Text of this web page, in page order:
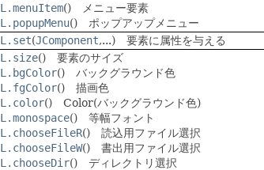
L.menuItem() メニュー要素
L.popupMenu() ポップアップメニュー
L.set(JComponent,...) 要素に属性を与える
L.size() 要素のサイズ
L.bgColor() バックグラウンド色
L.fgColor() 描画色
L.color() Color(バックグラウンド色)
L.monospace() 等幅フォント
L.chooseFileR() 読込用ファイル選択
L.chooseFileW() 書出用ファイル選択
L.chooseDir() ディレクトリ選択